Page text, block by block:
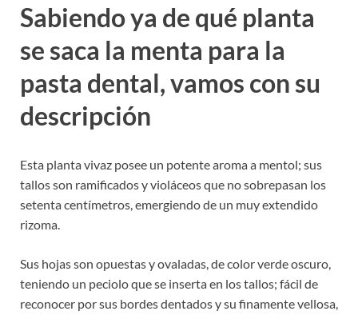
Sabiendo ya de qué planta
se saca la menta para la
pasta dental, vamos con su
descripción
Esta planta vivaz posee un potente aroma a mentol; sus
tallos son ramificados y violáceos que no sobrepasan los
setenta centímetros, emergiendo de un muy extendido
rizoma.
Sus hojas son opuestas y ovaladas, de color verde oscuro,
teniendo un peciolo que se inserta en los tallos; fácil de
reconocer por sus bordes dentados y su finamente vellosa,